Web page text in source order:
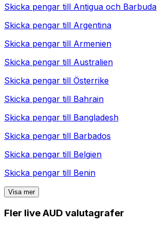
Skicka pengar till Antigua och Barbuda
Skicka pengar till Argentina
Skicka pengar till Armenien
Skicka pengar till Australien
Skicka pengar till Österrike
Skicka pengar till Bahrain
Skicka pengar till Bangladesh
Skicka pengar till Barbados
Skicka pengar till Belgien
Skicka pengar till Benin
Visa mer
Fler live AUD valutagrafer